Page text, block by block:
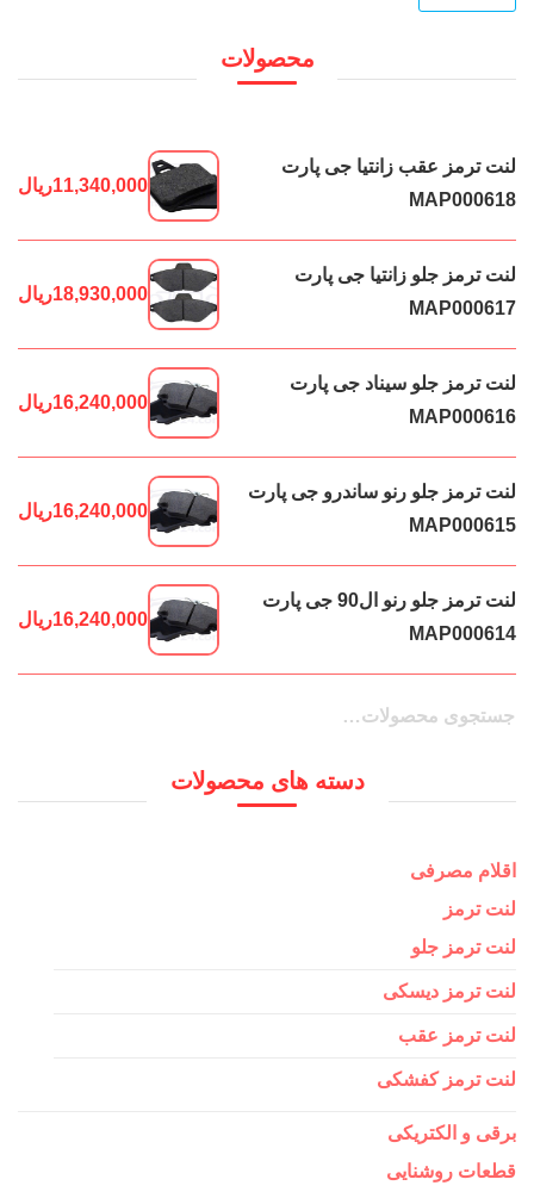
محصولات
لنت ترمز عقب زانتیا جی پارت
MAP000618
11,340,000ریال
لنت ترمز جلو زانتیا جی پارت
MAP000617
18,930,000ریال
لنت ترمز جلو سیناد جی پارت
MAP000616
16,240,000ریال
لنت ترمز جلو رنو ساندرو جی پارت
MAP000615
16,240,000ریال
لنت ترمز جلو رنو ال90 جی پارت
MAP000614
16,240,000ریال
جستجو
جستجو
دسته های محصولات
اقلام مصرفی
لنت ترمز
لنت ترمز جلو
لنت ترمز دیسکی
لنت ترمز عقب
لنت ترمز کفشکی
برقی و الکتریکی
قطعات روشنایی